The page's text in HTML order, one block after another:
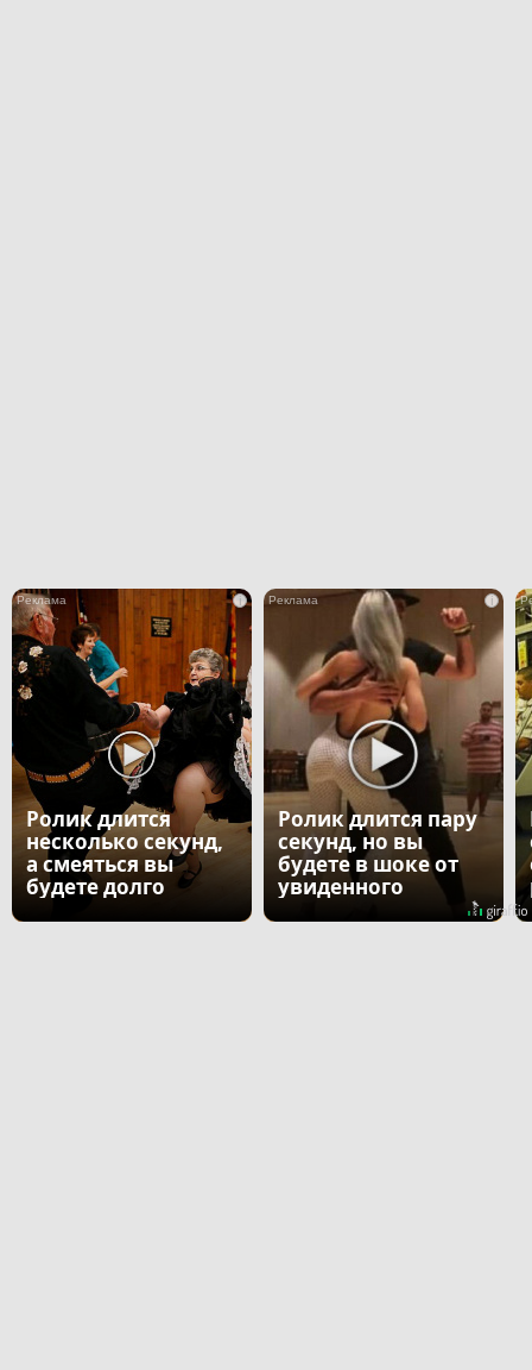
i
Ролик длится
несколько секунд,
а смеяться вы
будете долго
i
Ролик длится пару
секунд, но вы
будете в шоке от
увиденного